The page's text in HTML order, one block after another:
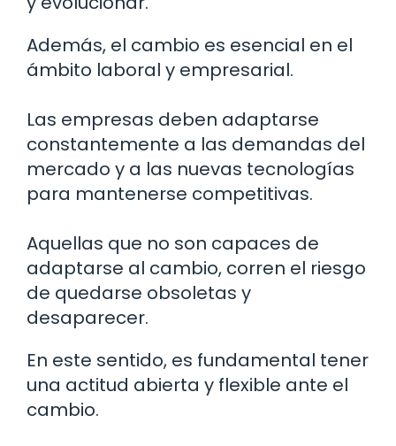
Además, el cambio es esencial en el
ámbito laboral y empresarial.
Las empresas deben adaptarse
constantemente a las demandas del
mercado y a las nuevas tecnologías
para mantenerse competitivas.
Aquellas que no son capaces de
adaptarse al cambio, corren el riesgo
de quedarse obsoletas y
desaparecer.
En este sentido, es fundamental tener
una actitud abierta y flexible ante el
cambio.